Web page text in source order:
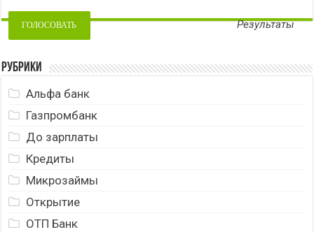
Результаты
Рубрики
Альфа банк
Газпромбанк
До зарплаты
Кредиты
Микрозаймы
Открытие
ОТП Банк